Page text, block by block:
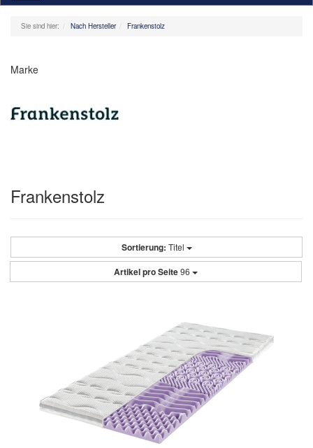
navigation
Sie sind hier: Nach Hersteller Frankenstolz
Marke
Frankenstolz
Sortierung: Titel
Artikel pro Seite96